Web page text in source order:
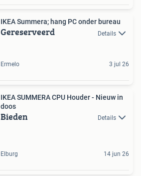
IKEA Summera; hang PC onder bureau
Gereserveerd Details
Ermelo 3 jul 26
IKEA SUMMERA CPU Houder - Nieuw in
doos
Bieden Details
Elburg 14 jun 26